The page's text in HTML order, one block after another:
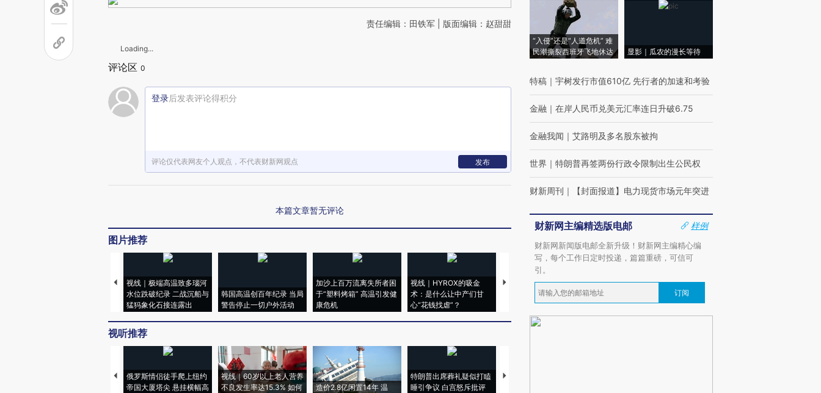
责任编辑：田铁军 | 版面编辑：赵甜甜
Loading...
评论区 0
登录后发表评论得积分
评论仅代表网友个人观点，不代表财新网观点 发布
本篇文章暂无评论
图片推荐
视线｜极端高温致多瑙河
水位跌破纪录 二战沉船与
猛犸象化石接连露出
韩国高温创百年纪录 当局
警告停止一切户外活动
加沙上百万流离失所者困
于“塑料烤箱” 高温引发健
康危机
视线｜HYROX的吸金
术：是什么让中产们甘
心“花钱找虐”？
马航飞行员跨国走私7万
粒摇头丸 尿检体内含3种
视线｜被称为“蟑螂”的印
度Z世代 用街头抗争将教
育部长拱下台
视线｜“入侵”还是“人道危
飞地休达
视听推荐
俄罗斯情侣徒手爬上纽约
帝国大厦塔尖 悬挂横幅高
视线｜60岁以上老人营养
不良发生率达15.3% 如何
造价2.8亿闲置14年 温
特朗普出席葬礼疑似打瞌
睡引争议 白宫怒斥批评
视线｜全球最热百城独占
“入侵”还是“人道危机” 难
民潮撕裂西班牙飞地休达
显影｜瓜农的漫长等待
特稿 ｜ 宇树发行市值610亿 先行者的加速和考验
金融 ｜ 在岸人民币兑美元汇率连日升破6.75
金融我闻 ｜ 艾路明及多名股东被拘
世界 ｜ 特朗普再签两份行政令限制出生公民权
财新周刊 ｜ 【封面报道】电力现货市场元年突进
财新网主编精选版电邮
样例
财新网新闻版电邮全新升级！财新网主编精心编
写，每个工作日定时投递，篇篇重磅，可信可
引。
订阅